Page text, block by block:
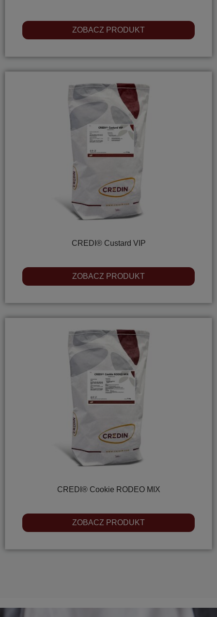
ZOBACZ PRODUKT
CREDI® Custard VIP
ZOBACZ PRODUKT
CREDI® Cookie RODEO MIX
ZOBACZ PRODUKT